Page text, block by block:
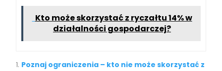
Kto może skorzystać z ryczałtu 14% w
działalności gospodarczej?
Poznaj ograniczenia – kto nie może skorzystać z